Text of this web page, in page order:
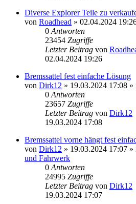
Diverse Explorer Teile zu
von Roadhead » 02.04.2024
0 Antworten
23454 Zugriffe
Letzter Beitrag von
02.04.2024 19:26
Bremssattel fest einfache Lösung
von Dirk12 » 19.03.2024 17:08 »
0 Antworten
23657 Zugriffe
Letzter Beitrag von Dirk12
19.03.2024 17:08
Bremssattel vorne hängt fest
von Dirk12 » 19.03.2024 17:07 »
und Fahrwerk
0 Antworten
24995 Zugriffe
Letzter Beitrag von Dirk12
19.03.2024 17:07